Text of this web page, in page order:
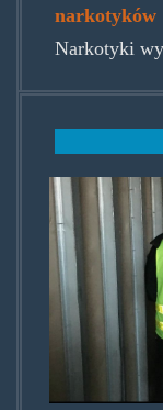
narkotyków
Narkotyki